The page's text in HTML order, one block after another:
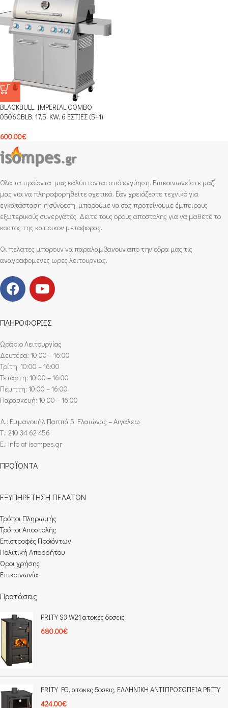
BLACKBULL IMPERIAL COMBO
0506CBLB, 17,5 KW, 6 ΕΣΤΙΕΣ (5+1)
600.00€
Ολα τα προϊοντα μας καλύπτονται από εγγύηση. Επικοινωνείστε μαζί
μας για να πληροφορηθείτε σχετικά. Εάν χρειάζεστε τεχνικό για
εγκατάσταση η σύνδεση, μπορούμε να σας προτείνουμε έμπειρους
εξωτερικούς συνεργάτες. Δειτε τους ορους αποστολης για να μαθετε το
κοστος της κατ οικον μεταφορας.
Οι πελατες μπορουν να παραλαμβανουν απο την εδρα μας τις
αναγραφομενες ωρες λειτουργιας.
ΠΛΗΡΟΦΟΡΙΕΣ
Ωράριο Λειτουργίας
Δευτέρα: 10:00 – 16:00
Τρίτη: 10:00 – 16:00
Τετάρτη: 10:00 – 16:00
Πέμπτη: 10:00 – 16:00
Παρασκευή: 10:00 – 16:00
Δ.: Εμμανουήλ Παππά 5, Ελαιώνας – Αιγάλεω
Τ.: 210 34 62 456
E.: info at isompes.gr
ΠΡΟΪΟΝΤΑ
ΕΞΥΠΗΡΕΤΗΣΗ ΠΕΛΑΤΩΝ
Τρόποι Πληρωμής​
Τρόποι Αποστολής
Επιστροφές Προϊόντων
Πολιτική Απορρήτου
Όροι χρήσης
Επικοινωνία
Προτάσεις
PRITY S3 W21 ατοκες δοσεις
680.00€
PRITY FG, ατοκες δοσεις, ΕΛΛΗΝIΚΗ ΑΝΤΙΠΡΟΣΩΠΕΙΑ PRITY
424.00€